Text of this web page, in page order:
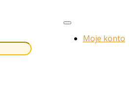
Moje konto